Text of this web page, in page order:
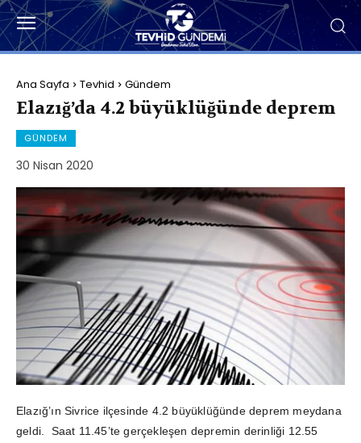
Ana Sayfa Tevhid Gündem
Elazığ’da 4.2 büyüklüğünde deprem
GÜNDEM
30 Nisan 2020
Elazığ’ın Sivrice ilçesinde 4.2 büyüklüğünde deprem meydana
geldi. Saat 11.45’te gerçekleşen depremin derinliği 12.55